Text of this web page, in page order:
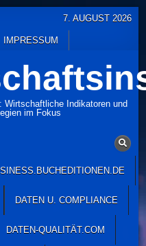
IMPRESSUM
7. AUGUST 2026
Wirtschaftliche Indikatoren und
im Fokus
DATEN U. COMPLIANCE
DATEN-QUALITÄT.COM